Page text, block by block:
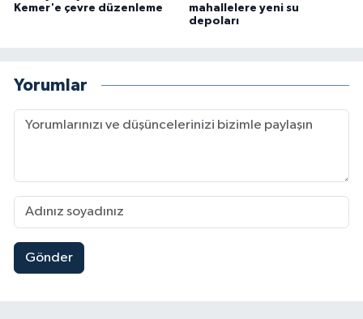
Kemer'e çevre düzenleme
mahallelere yeni su
depoları
Yorumlar
Gönder